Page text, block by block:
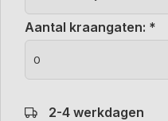
Aantal kraangaten: *
2-4 werkdagen